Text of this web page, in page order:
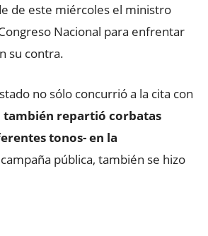
de este miércoles el ministro
Nacional para enfrentar
su contra.
no sólo concurrió a la cita con
también repartió corbatas
tonos- en la
pública, también se hizo